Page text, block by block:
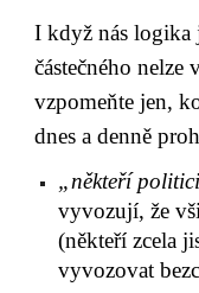
I když nás logika
částečného nelze
vzpomeňte jen,
dnes a denně
„někteří
vyvozují, že
(někteří zcela
vyvozovat